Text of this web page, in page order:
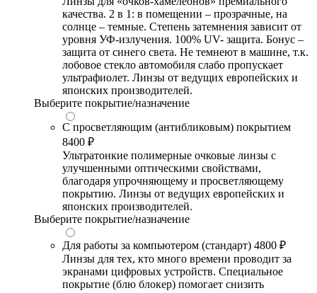
качества. 2 в 1: в помещении – прозрачные, на
солнце – темные. Степень затемнения зависит от
уровня УФ-излучения. 100% UV- защита. Бонус –
защита от синего света. Не темнеют в машине, т.к.
лобовое стекло автомобиля слабо пропускает
ультрафиолет. Линзы от ведущих европейских и
японских производителей.
Выберите покрытие/назначение
С просветляющим (антибликовым) покрытием
8400 ₽
Ультратонкие полимерные очковые линзы с
улучшенными оптическими свойствами,
благодаря упрочняющему и просветляющему
покрытию. Линзы от ведущих европейских и
японских производителей.
Выберите покрытие/назначение
Для работы за компьютером (стандарт) 4800 ₽
Линзы для тех, кто много времени проводит за
экранами цифровых устройств. Специальное
покрытие (блю блокер) помогает снизить